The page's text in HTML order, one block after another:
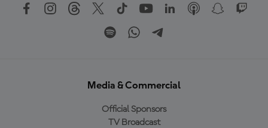
Media & Commercial
Official Sponsors
TV Broadcast